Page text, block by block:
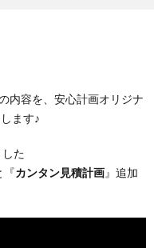
内容を、安心計画オリジナ
ます♪
た
『カンタン見積計画』追加